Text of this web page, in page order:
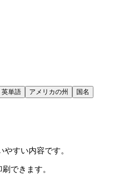
英単語 アメリカの州
国名
すい内容です。
できます。